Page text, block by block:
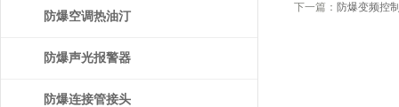
下一篇： 防爆变频控
防爆空调热油汀
防爆声光报警器
防爆连接管接头